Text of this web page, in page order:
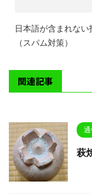
日本語が含まれない
（スパム対策）
関連記事
萩